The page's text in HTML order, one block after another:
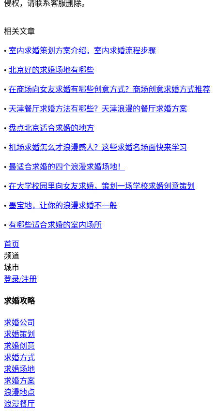
侵权，请联系客服删除。
相关文章
• 室内求婚策划方案介绍，室内求婚流程步骤
• 北京好的求婚场地有哪些
• 在商场向女友求婚有哪些创意方式？商场创意求婚方式推荐
• 天津餐厅求婚方法有哪些？天津浪漫的餐厅求婚方案
• 盘点北京适合求婚的地方
• 机场求婚怎么才浪漫感人？这些求婚名场面快来学习
• 最适合求婚的四个浪漫求婚场地！
• 在大学校园里向女友求婚，策划一场学校求婚创意策划
• 墨宝地，让你的浪漫求婚不一般
• 有哪些适合求婚的室内场所
首页
频道
城市
登录/注册
求婚攻略
求婚公司
求婚策划
求婚创意
求婚方式
求婚场地
求婚方案
浪漫地点
浪漫餐厅